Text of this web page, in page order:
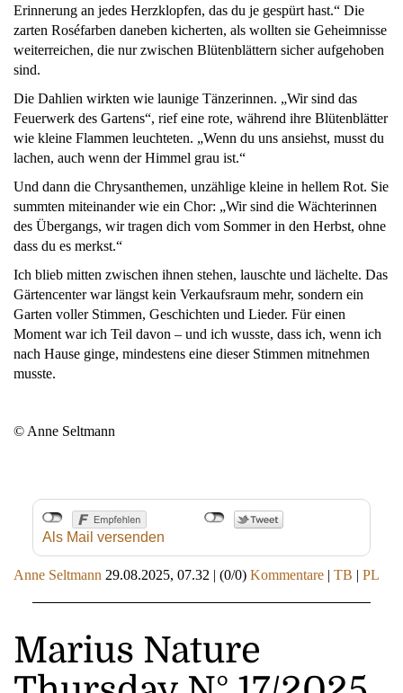
Erinnerung an jedes Herzklopfen, das du je gespürt hast.“ Die
zarten Roséfarben daneben kicherten, als wollten sie Geheimnisse
weiterreichen, die nur zwischen Blütenblättern sicher aufgehoben
sind.
Die Dahlien wirkten wie launige Tänzerinnen. „Wir sind das
Feuerwerk des Gartens“, rief eine rote, während ihre Blütenblätter
wie kleine Flammen leuchteten. „Wenn du uns ansiehst, musst du
lachen, auch wenn der Himmel grau ist.“
Und dann die Chrysanthemen, unzählige kleine in hellem Rot. Sie
summten miteinander wie ein Chor: „Wir sind die Wächterinnen
des Übergangs, wir tragen dich vom Sommer in den Herbst, ohne
dass du es merkst.“
Ich blieb mitten zwischen ihnen stehen, lauschte und lächelte. Das
Gärtencenter war längst kein Verkaufsraum mehr, sondern ein
Garten voller Stimmen, Geschichten und Lieder. Für einen
Moment war ich Teil davon – und ich wusste, dass ich, wenn ich
nach Hause ginge, mindestens eine dieser Stimmen mitnehmen
musste.
© Anne Seltmann
Als Mail versenden
Anne Seltmann 29.08.2025, 07.32 | (0/0) Kommentare | TB | PL
Marius Nature